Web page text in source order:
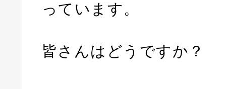
っています。
皆さんはどうですか？